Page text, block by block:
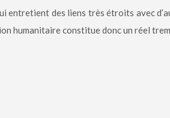
entretient des liens très étroits avec
humanitaire constitue donc un réel